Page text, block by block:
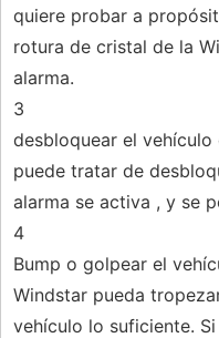
quiere probar a
rotura de cristal de la
alarma.
3
desbloquear el
puede tratar de
alarma se activa , y se
4
Bump o golpear el
Windstar pueda
vehículo lo suficiente.